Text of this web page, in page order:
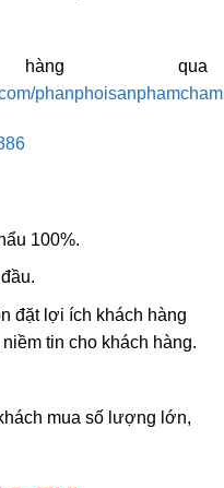
qua
100%.
đặt lợi ích khách hàng
tin cho khách hàng.
mua số lượng lớn,